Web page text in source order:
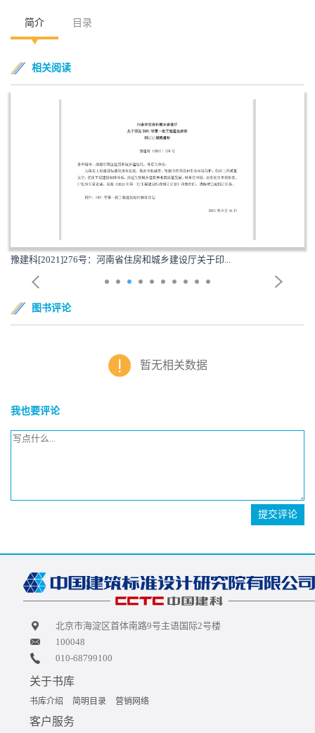
简介 目录
相关阅读
豫建科[2021]276号：河南省住房和城乡建设厅关于印...
图书评论
暂无相关数据
我也要评论
提交评论
北京市海淀区首体南路9号主语国际2号楼
100048
010-68799100
关于书库
书库介绍 简明目录 营销网络
客户服务